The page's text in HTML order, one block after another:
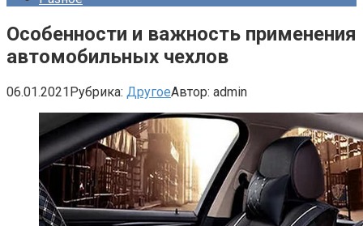
Особенности и важность применения
автомобильных чехлов
06.01.2021Рубрика: ДругоеАвтор: admin